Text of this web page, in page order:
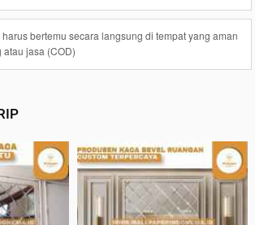
bertemu secara langsung di tempat yang aman
jasa (COD)